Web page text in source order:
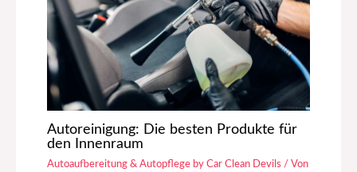
Autoreinigung: Die besten Produkte für
den Innenraum
Autoaufbereitung & Autopflege by Car Clean Devils / Von